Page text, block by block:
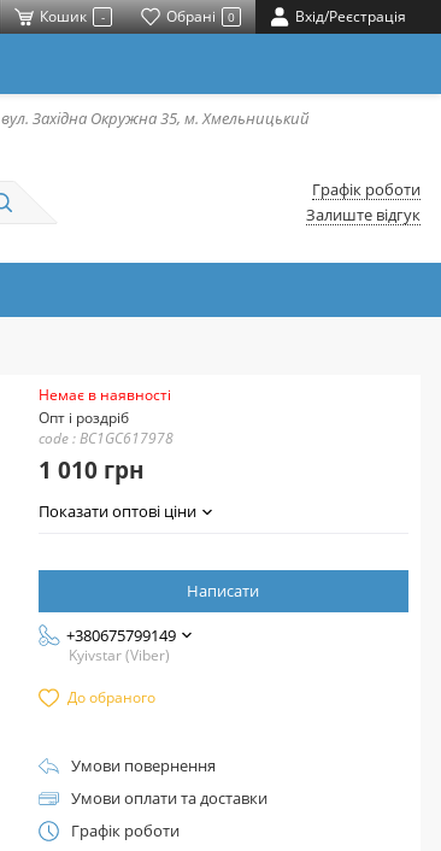
Кошик - Обрані 0 Вхід/Реєстрація
вул. Західна Окружна 35, м. Хмельницький
Графік роботи
Залиште відгук
Немає в наявності
Опт і роздріб
code : BC1GC617978
1 010 грн
Показати оптові ціни
Написати
+380675799149
Kyivstar (Viber)
До обраного
Умови повернення
Умови оплати та доставки
Графік роботи